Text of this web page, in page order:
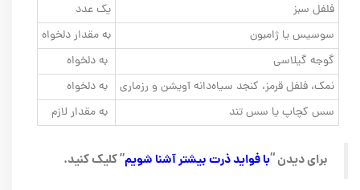
فلفل‌ سبز
یک عدد
سوسیس یا ژامبون
به مقدار دلخواه
گوجه گیلاسی
به دلخواه
نمک، فلفل قرمز، کنجد سیاه‌دانه آویشن و رزماری
به دلخواه
سس کچاپ یا سس تند
به مقدار لازم
برای دیدن “با فواید ذرت بیشتر آشنا شویم” کلیک کنید.